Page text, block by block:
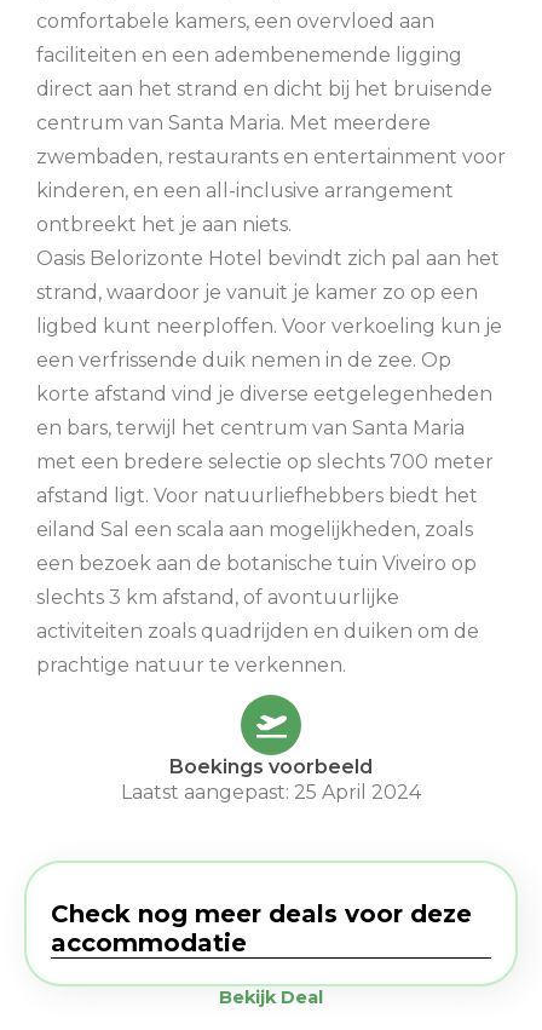
comfortabele kamers, een overvloed aan
faciliteiten en een adembenemende ligging
direct aan het strand en dicht bij het bruisende
centrum van Santa Maria. Met meerdere
zwembaden, restaurants en entertainment voor
kinderen, en een all-inclusive arrangement
ontbreekt het je aan niets.
Oasis Belorizonte Hotel bevindt zich pal aan het
strand, waardoor je vanuit je kamer zo op een
ligbed kunt neerploffen. Voor verkoeling kun je
een verfrissende duik nemen in de zee. Op
korte afstand vind je diverse eetgelegenheden
en bars, terwijl het centrum van Santa Maria
met een bredere selectie op slechts 700 meter
afstand ligt. Voor natuurliefhebbers biedt het
eiland Sal een scala aan mogelijkheden, zoals
een bezoek aan de botanische tuin Viveiro op
slechts 3 km afstand, of avontuurlijke
activiteiten zoals quadrijden en duiken om de
prachtige natuur te verkennen.
Boekings voorbeeld
Laatst aangepast: 25 April 2024
Check nog meer deals voor deze
accommodatie
Bekijk Deal